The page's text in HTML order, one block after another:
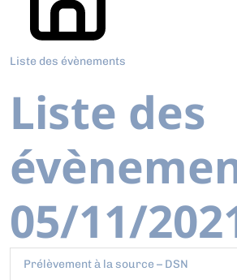
Liste des évènements
Liste des
05/11/
Prélèvement à la source – DSN